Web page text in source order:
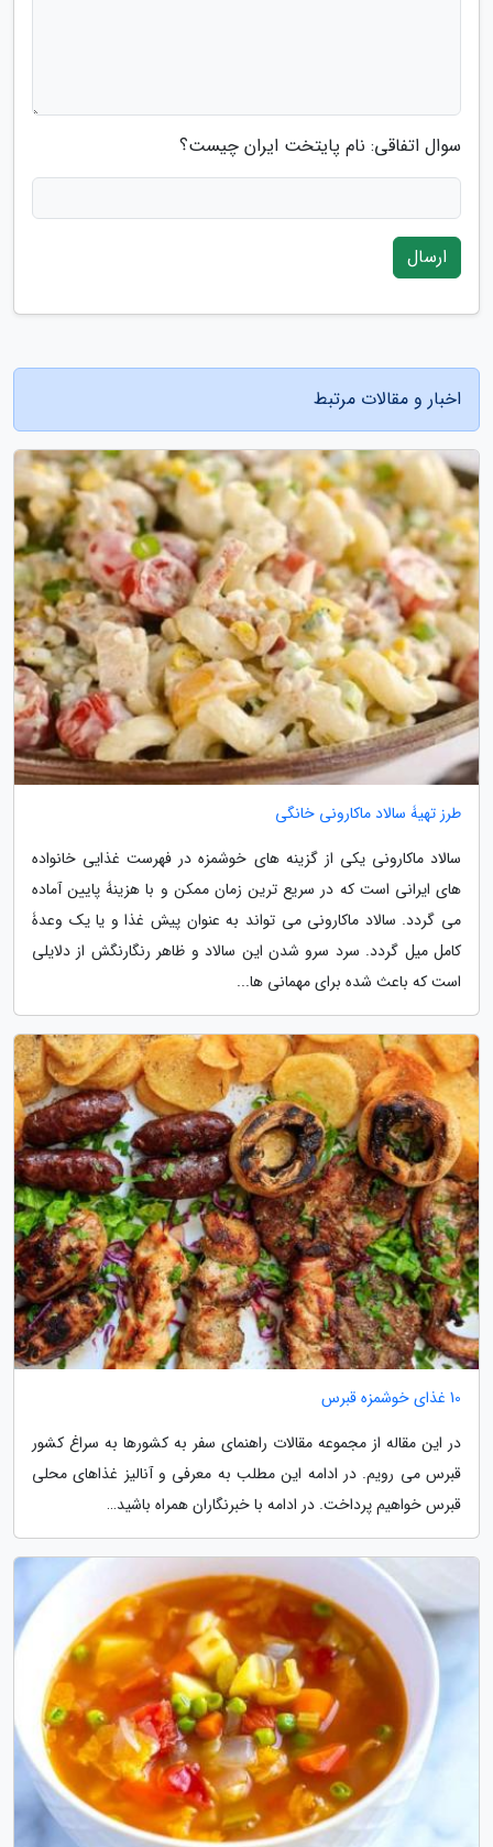
سوال اتفاقی: نام پایتخت ایران چیست؟
ارسال
اخبار و مقالات مرتبط
طرز تهیۀ سالاد ماکارونی خانگی
سالاد ماکارونی یکی از گزینه های خوشمزه در فهرست غذایی خانواده
های ایرانی است که در سریع ترین زمان ممکن و با هزینۀ پایین آماده
می گردد. سالاد ماکارونی می تواند به عنوان پیش غذا و یا یک وعدۀ
کامل میل گردد. سرد سرو شدن این سالاد و ظاهر رنگارنگش از دلایلی
است که باعث شده برای مهمانی ها...
10 غذای خوشمزه قبرس
در این مقاله از مجموعه مقالات راهنمای سفر به کشورها به سراغ کشور
قبرس می رویم. در ادامه این مطلب به معرفی و آنالیز غذاهای محلی
قبرس خواهیم پرداخت. در ادامه با خبرنگاران همراه باشید…